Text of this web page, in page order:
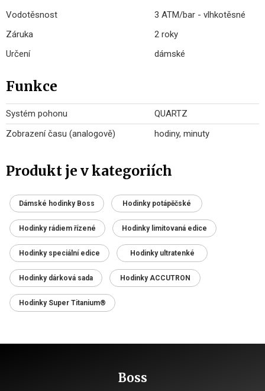
Vodotěsnost
3 ATM/bar - vlhkotěsné
Záruka
2 roky
Určení
dámské
Funkce
Systém pohonu
QUARTZ
Zobrazení času (analogově)
hodiny, minuty
Produkt je v kategoriích
Dámské hodinky Boss Hodinky potápěčské
Hodinky rádiem řízené Hodinky limitovaná edice
Hodinky speciální edice Hodinky ultratenké
Hodinky dárková sada Hodinky ACCUTRON
Hodinky Super Titanium®
Boss